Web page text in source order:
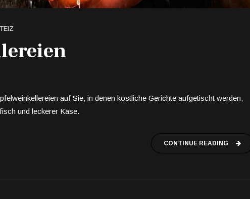
auf Sie, in denen köstliche Gerichte aufgetischt werden,
und leckerer Käse.
CONTINUE READING